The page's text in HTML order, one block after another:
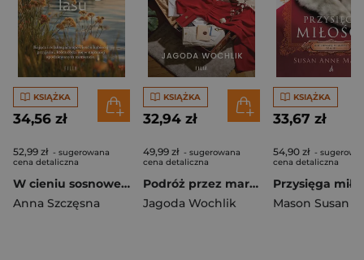
KSIĄŻKA
34,56 zł
52,99 zł - sugerowana
cena detaliczna
W cieniu sosnowego lasu
Anna Szczęsna
KSIĄŻKA
32,94 zł
49,99 zł - sugerowana
cena detaliczna
Podróż przez marzenia
Jagoda Wochlik
KSIĄŻKA
33,67 zł
54,90 zł -
cena detaliczna
Mason Susan